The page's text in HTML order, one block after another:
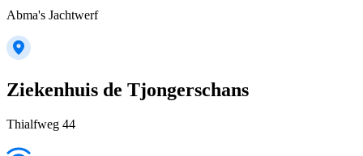
Abma's Jachtwerf
Ziekenhuis de Tjongerschans
Thialfweg 44